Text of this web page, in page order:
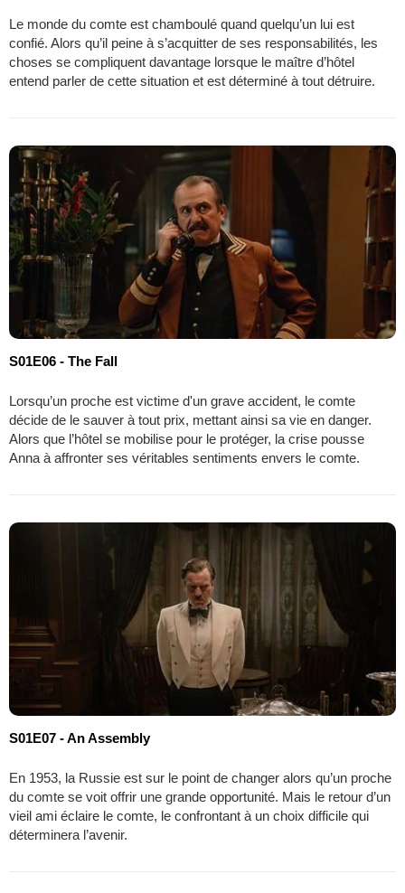
Le monde du comte est chamboulé quand quelqu’un lui est
confié. Alors qu’il peine à s’acquitter de ses responsabilités, les
choses se compliquent davantage lorsque le maître d’hôtel
entend parler de cette situation et est déterminé à tout détruire.
S01E06 - The Fall
Lorsqu’un proche est victime d'un grave accident, le comte
décide de le sauver à tout prix, mettant ainsi sa vie en danger.
Alors que l’hôtel se mobilise pour le protéger, la crise pousse
Anna à affronter ses véritables sentiments envers le comte.
S01E07 - An Assembly
En 1953, la Russie est sur le point de changer alors qu’un proche
du comte se voit offrir une grande opportunité. Mais le retour d’un
vieil ami éclaire le comte, le confrontant à un choix difficile qui
déterminera l’avenir.